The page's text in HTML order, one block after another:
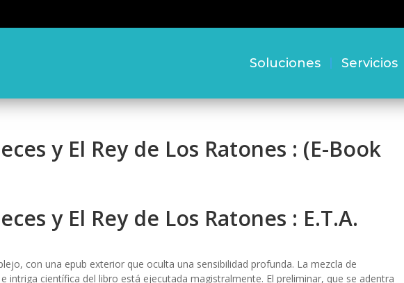
Soluciones Servicios
y El Rey de Los Ratones : (E-Book
y El Rey de Los Ratones : E.T.A.
con una epub exterior que oculta una sensibilidad profunda. La mezcla de
intriga científica del libro está ejecutada magistralmente. El preliminar, que se adentra